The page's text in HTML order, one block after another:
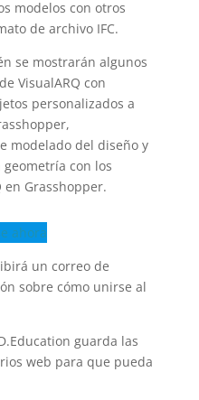
modelos con otros
de archivo IFC.
se mostrarán algunos
VisualARQ con
personalizados a
modelado del diseño y
con los
en Grasshopper.
ahora
un correo de
sobre cómo unirse al
guarda las
web para que pueda